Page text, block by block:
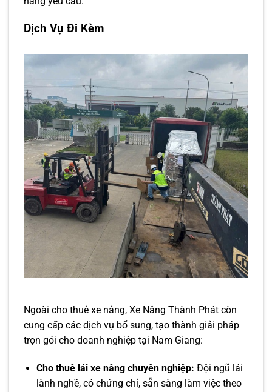
Dịch Vụ Đi Kèm
Ngoài cho thuê xe nâng, Xe Nâng Thành Phát còn
cung cấp các dịch vụ bổ sung, tạo thành giải pháp
trọn gói cho doanh nghiệp tại Nam Giang:
Cho thuê lái xe nâng chuyên nghiệp: Đội ngũ lái
lành nghề, có chứng chỉ, sẵn sàng làm việc theo